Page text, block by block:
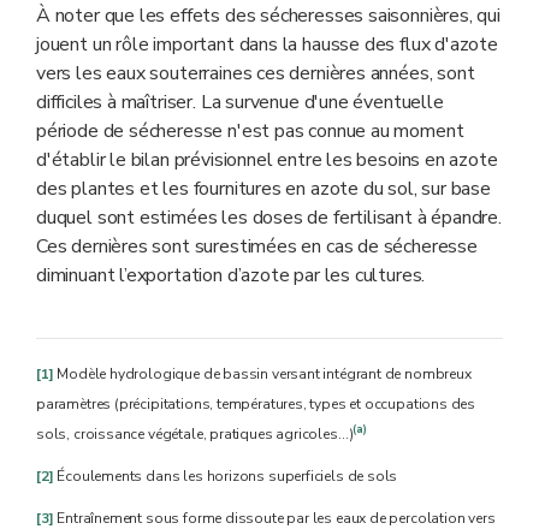
À noter que les effets des sécheresses saisonnières, qui
jouent un rôle important dans la hausse des flux d'azote
vers les eaux souterraines ces dernières années, sont
difficiles à maîtriser. La survenue d'une éventuelle
période de sécheresse n'est pas connue au moment
d'établir le bilan prévisionnel entre les besoins en azote
des plantes et les fournitures en azote du sol, sur base
duquel sont estimées les doses de fertilisant à épandre.
Ces dernières sont surestimées en cas de sécheresse
diminuant l’exportation d’azote par les cultures.
[1] Modèle hydrologique de bassin versant intégrant de nombreux
paramètres (précipitations, températures, types et occupations des
sols, croissance végétale, pratiques agricoles…)(a)
[2] Écoulements dans les horizons superficiels de sols
[3] Entraînement sous forme dissoute par les eaux de percolation vers